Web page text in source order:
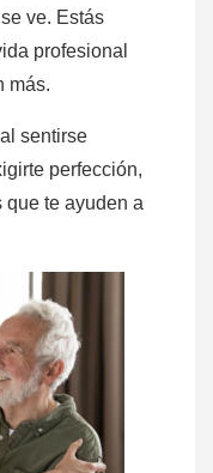
ve. Estás
profesional
más.
sentirse
perfección,
te ayuden a